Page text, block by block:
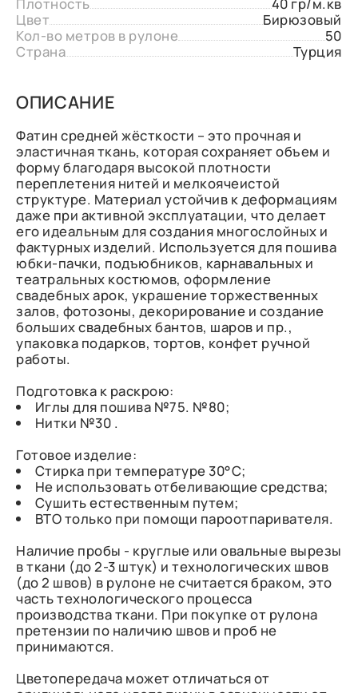
Цвет
Бирюзовый
Кол-во метров в рулоне
50
Страна
Турция
ОПИСАНИЕ
Фатин средней жёсткости – это прочная и
эластичная ткань, которая сохраняет объем и
форму благодаря высокой плотности
переплетения нитей и мелкоячеистой
структуре. Материал устойчив к деформациям
даже при активной эксплуатации, что делает
его идеальным для создания многослойных и
фактурных изделий. Используется для пошива
юбки-пачки, подъюбников, карнавальных и
театральных костюмов, оформление
свадебных арок, украшение торжественных
залов, фотозоны, декорирование и создание
больших свадебных бантов, шаров и пр.,
упаковка подарков, тортов, конфет ручной
работы.
Подготовка к раскрою:
Иглы для пошива №75. №80;
Нитки №30 .
Готовое изделие:
Стирка при температуре 30°С;
Не использовать отбеливающие средства;
Сушить естественным путем;
ВТО только при помощи пароотпаривателя.
Наличие пробы - круглые или овальные вырезы
в ткани (до 2-3 штук) и технологических швов
(до 2 швов) в рулоне не считается браком, это
часть технологического процесса
производства ткани. При покупке от рулона
претензии по наличию швов и проб не
принимаются.
Цветопередача может отличаться от